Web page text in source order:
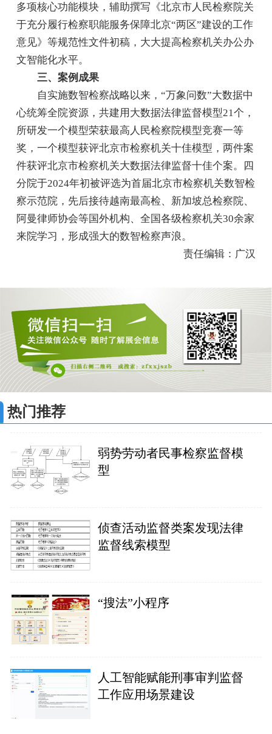
多项核心功能模块，辅助撰写《北京市人民检察院关
于充分履行检察职能服务保障北京“两区”建设的工作
意见》等规范性文件初稿，大大提高检察机关办公办
文智能化水平。
三、案例成果
自实施数智检察战略以来，“万象问数”大数据中
心统筹全院资源，共建用大数据法律监督模型21个，
所研发一个模型荣获最高人民检察院模型竞赛一等
奖，一个模型获评北京市检察机关十佳模型，两件案
件获评北京市检察机关大数据法律监督十佳个案。四
分院于2024年初被评选为首届北京市检察机关数智检
察示范院，先后接待越南最高检、新加坡总检察院、
阿曼律师协会等国外机构、全国各级检察机关30余家
来院学习，形成强大的数智检察声浪。
责任编辑：广汉
热门推荐
弱势劳动者民事检察监督模
型
侦查活动监督类案发现法律
监督线索模型
“搜法”小程序
人工智能赋能刑事审判监督
工作应用场景建设